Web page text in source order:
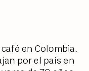
en Colombia.
por el país en